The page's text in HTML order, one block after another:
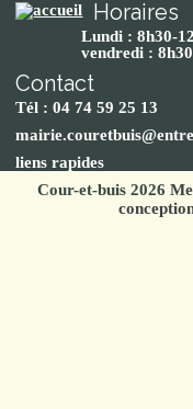
Horaires
Lundi : 8h30-
vendredi :
Contact
Tél : 04 74 59 25 13
liens rapides
Cour-et-buis 2026